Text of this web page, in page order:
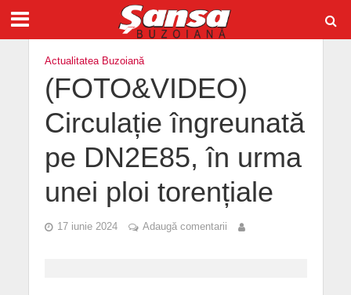
Actualitatea Buzoiană
(FOTO&VIDEO)
Circulație îngreunată
pe DN2E85, în urma
unei ploi torențiale
17 iunie 2024 Adaugă comentarii